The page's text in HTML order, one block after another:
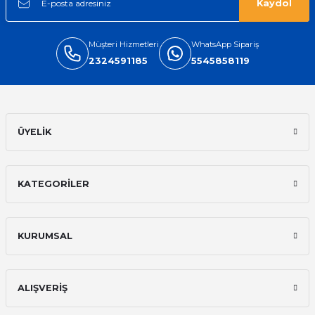
Kaydol
Müşteri Hizmetleri
2324591185
WhatsApp Sipariş
5545858119
ÜYELİK
KATEGORİLER
KURUMSAL
ALIŞVERİŞ